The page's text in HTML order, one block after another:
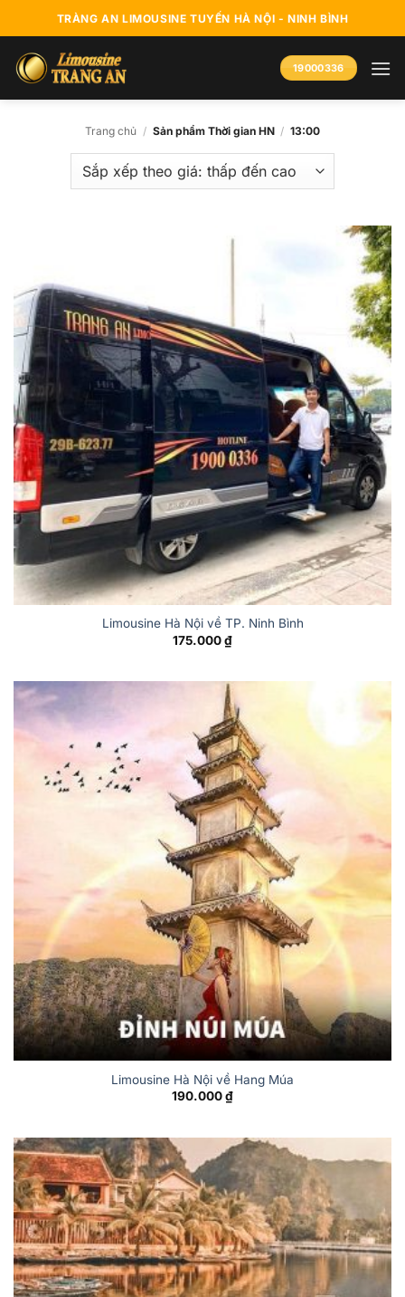
qua
nội
dung
TRÀNG AN LIMOUSINE TUYẾN HÀ NỘI - NINH BÌNH
19000336
Trang chủ / Sản phẩm Thời gian HN / 13:00
Limousine Hà Nội về TP. Ninh Bình
175.000₫
Limousine Hà Nội về Hang Múa
190.000₫